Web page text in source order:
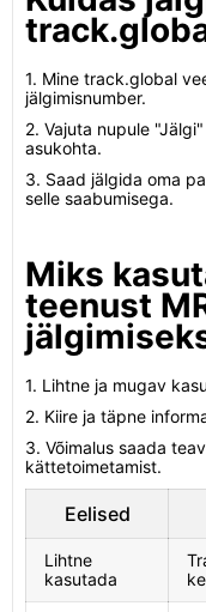
1. Mine track.global
jälgimisnumber.
2. Vajuta nupule
asukohta.
3. Saad jälgida oma
selle saabumisega.
Miks
teenust
1. Lihtne ja mugav
2. Kiire ja täpne
3. Võimalus saada
kättetoimetamist.
Eelised
Lihtne
kasutada